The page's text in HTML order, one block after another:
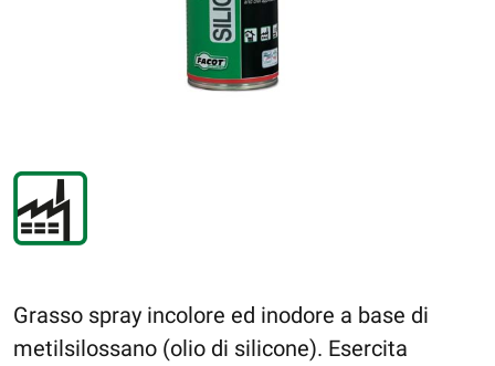
Grasso spray incolore ed inodore a base di
metilsilossano (olio di silicone). Esercita